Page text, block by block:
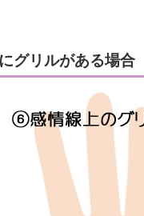
グリルがある場合